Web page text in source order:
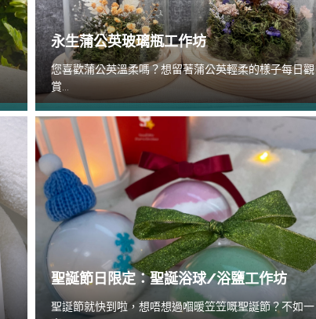
永生蒲公英玻璃瓶工作坊
您喜歡蒲公英溫柔嗎？想留著蒲公英輕柔的樣子每日觀
賞...
聖誕節日限定：聖誕浴球/浴鹽工作坊
聖誕節就快到啦，想唔想過嗰暖笠笠嘅聖誕節？不如一